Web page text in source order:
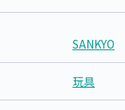
SANKYO
玩具